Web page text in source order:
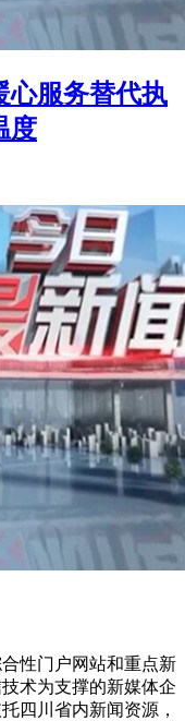
心服务替代执
度
性门户网站和重点新
术为支撑的新媒体企
四川省内新闻资源，